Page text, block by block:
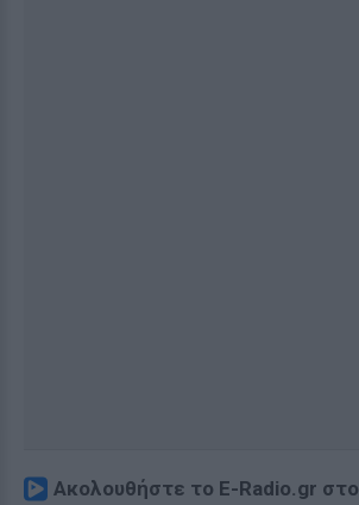
Ακολουθήστε το E-Radio.gr στο